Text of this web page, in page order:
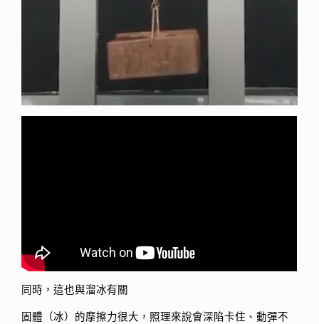
同時，這也與溜冰有關
固體（冰）的摩擦力很大，照理來說會深陷卡住、動彈不